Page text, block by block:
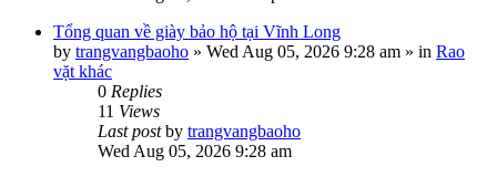
Tổng quan về giày bảo hộ tại Vĩnh Long
by trangvangbaoho » Wed Aug 05, 2026 9:28 am » in Rao
vặt khác
0 Replies
11 Views
Last postby trangvangbaoho
Wed Aug 05, 2026 9:28 am